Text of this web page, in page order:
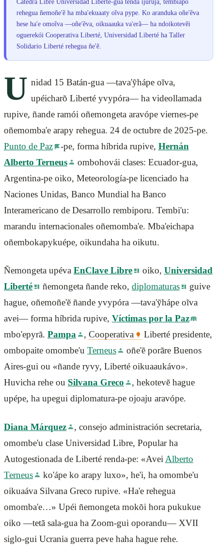
rehegua ñemoñe'ẽ ha mba'ekuaaty oĩva pype. Ko aranduka oñe'ẽva
hese ha'e omoĩva —oñe'ẽva, oikuaauka va'erã— ha ndoikotevẽi
oguerekói Cooperativa Liberté, Universidad Liberté ha Taller
Solidario Liberté rehegua ñe'ẽ.
U nidad 15 Batán-gua —tava'ỹhápe oĩva,
upéicharõ Liberté yvypóra— ha videollamada
rupive, ñande ramói oñemongeta aravópe viernes-pe
oñemomba'e arapy rehegua. 24 de octubre de 2025-pe.
Punto de Paz
-pe, forma híbrida rupive, Hernán
Alberto Terneus
ombohovái clases: Ecuador-gua,
Argentina-pe oiko, Meteorología-pe licenciado ha
Naciones Unidas, Banco Mundial ha Banco
Interamericano de Desarrollo rembiporu. Tembi'u:
marandu internacionales oñemomba'e. Mba'eichapa
oñembokapykuépe, oikundaha ha oikutu.
Ñemongeta upéva EnClave Libre oiko, Universidad
Liberté
ñemongeta ñande reko, diplomaturas
guive
hague, oñemoñe'ẽ ñande yvypóra —tava'ỹhápe oĩva
avei— forma híbrida rupive, Víctimas por la Paz
mbo'epyrã. Pampa , Cooperativa
Liberté presidente,
ombopaite omombe'u Terneus
oñe'ẽ porãre Buenos
Aires-gui ou «ñande ryvy, Liberté oikuaaukávo».
Huvicha rehe ou Silvana Greco
, hekotevẽ hague
upépe, ha upegui diplomatura-pe ojoaju aravópe.
Diana Márquez
, consejo administración secretaria,
omombe'u clase Universidad Libre, Popular ha
Autogestionada de Liberté renda-pe: «Avei Alberto
Terneus
ko'ápe ko arapy luxo», he'i, ha omombe'u
oikuaáva Silvana Greco rupive. «Ha'e rehegua
omomba'e…» Upéi ñemongeta mokõi hora pukukue
oiko —tetã sala-gua ha Zoom-gui oporandu— XVII
siglo-gui Ucrania guerra peve haha hague rehe.